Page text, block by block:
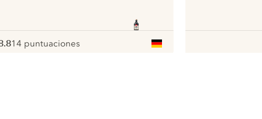
pour
14 puntuaciones